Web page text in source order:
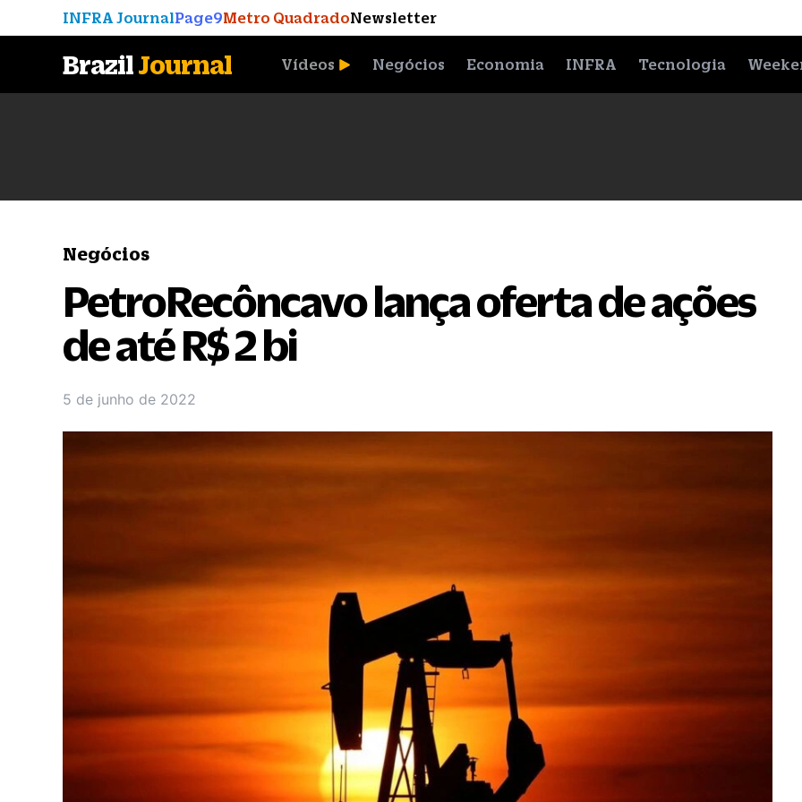
INFRA JournalPage9Metro QuadradoNewsletter
BrazilJournal Vídeos Negócios Economia INFRA Tecnologia
Negócios
PetroRecôncavo lança oferta de ações
de até R$ 2 bi
5 de junho de 2022